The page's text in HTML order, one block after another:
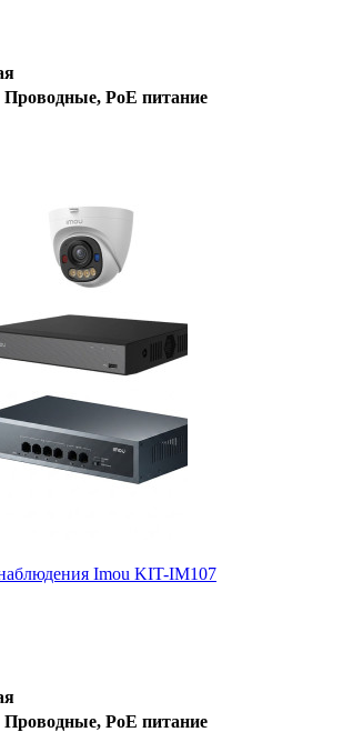
Проводные, PoE питание
Imou KIT-IM107
Проводные, PoE питание